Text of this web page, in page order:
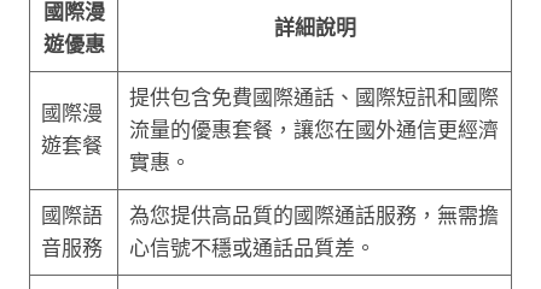
國際漫
遊優惠
詳細說明
國際漫
遊套餐
提供包含免費國際通話、國際短訊和國際
流量的優惠套餐，讓您在國外通信更經濟
實惠。
國際語
音服務
為您提供高品質的國際通話服務，無需擔
心信號不穩或通話品質差。